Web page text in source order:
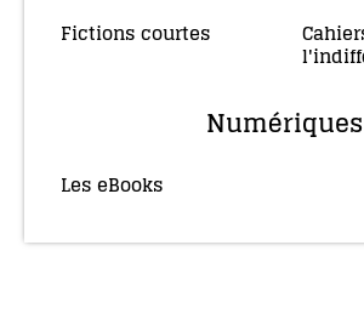
Fictions courtes
Numériques
Les eBooks